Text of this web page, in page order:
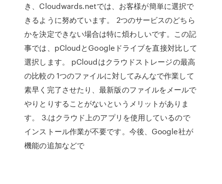
き、Cloudwards.netでは、お客様が簡単に選択で
きるように努めています。 2つのサービスのどちら
かを決定できない場合は特に煩わしいです。この記
事では、pCloudとGoogleドライブを直接対比して
選択します。 pCloudはクラウドストレージの最高
の比較の 1つのファイルに対してみんなで作業して
素早く完了させたり、最新版のファイルをメールで
やりとりすることがないというメリットがありま
す。 3.はクラウド上のアプリを使用しているので
インストール作業が不要です。今後、Google社が
機能の追加などで